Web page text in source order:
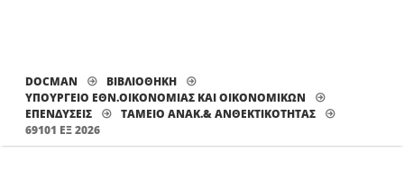
DOCMAN
ΒΙΒΛΙΟΘΗΚΗ
ΥΠΟΥΡΓΕΙΟ ΕΘΝ.ΟΙΚΟΝΟΜΙΑΣ ΚΑΙ ΟΙΚΟΝΟΜΙΚΩΝ
ΕΠΕΝΔΥΣΕΙΣ
ΤΑΜΕΊΟ ΑΝΑΚ.& ΑΝΘΕΚΤΙΚΌΤΗΤΑΣ
69101 ΕΞ 2026